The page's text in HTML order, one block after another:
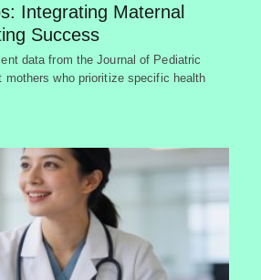
Integrating Maternal
Success
data from the Journal of Pediatric
who prioritize specific health